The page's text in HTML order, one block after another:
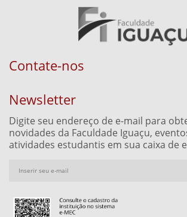
Contate-nos
Newsletter
Digite seu endereço de e-mail para
novidades da Faculdade Iguaçu,
atividades estudantis em sua caixa de